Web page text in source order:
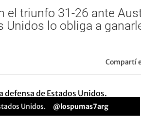
triunfo 31-26 ante
lo obliga a
Compartí
Unidos. @lospumas7arg